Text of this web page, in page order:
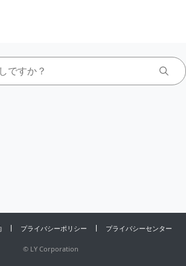
プライバシーポリシー プライバシーセンター
© LY Corporation